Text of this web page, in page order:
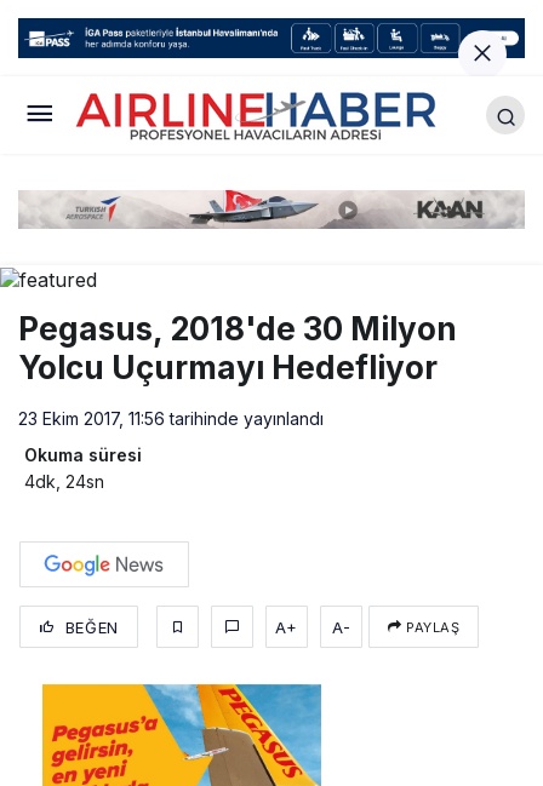
Pegasus, 2018'de 30 Milyon
Yolcu Uçurmayı Hedefliyor
23 Ekim 2017, 11:56 tarihinde yayınlandı
Okuma süresi
4dk, 24sn
BEĞEN A+ A- PAYLAŞ